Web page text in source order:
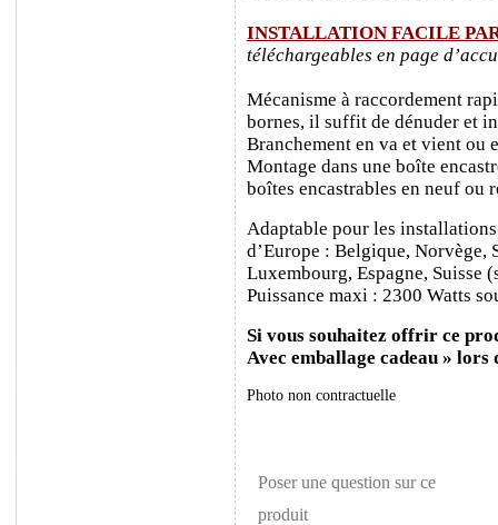
INSTALLATION FACILE
téléchargeables en page
Mécanisme à raccordement
bornes, il suffit de dénuder et
Branchement en va et vient ou
Montage dans une boîte
boîtes encastrables en neuf ou
Adaptable pour les
d’Europe : Belgique, Norvège,
Luxembourg, Espagne, Suisse
Puissance maxi : 2300 Watts
Si vous souhaitez offrir ce
Avec emballage cadeau » lors
Photo non contractuelle
Poser une question sur ce
produit